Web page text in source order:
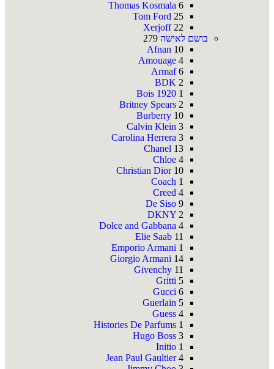
Thomas Kosmala 6
Tom Ford 25
Xerjoff 22
בושם לאישה 279
Afnan 10
Amouage 4
Armaf 6
BDK 2
Bois 1920 1
Britney Spears 2
Burberry 10
Calvin Klein 3
Carolina Herrera 3
Chanel 13
Chloe 4
Christian Dior 10
Coach 1
Creed 4
De Siso 9
DKNY 2
Dolce and Gabbana 4
Elie Saab 11
Emporio Armani 1
Giorgio Armani 14
Givenchy 11
Gritti 5
Gucci 6
Guerlain 5
Guess 4
Histories De Parfums 1
Hugo Boss 3
Initio 1
Jean Paul Gaultier 4